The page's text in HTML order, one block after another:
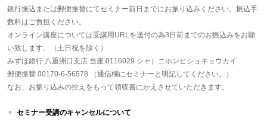
銀行振込または郵便振替にてセミナー前日までにお振り込みください。振込手
数料はご負担ください。
オンライン講座については受講用URLを送付の為3日前までのお振込みをお願
い致します。（土日祝を除く）
みずほ銀行 八重洲口支店 当座 0116029 シャ）ニホンヒショキョウカイ
郵便振替 00170-6-56578 （通信欄にセミナーと明記してください。）
なお、お振り込みの控えをもって領収書にかえさせていただきます。
セミナー受講のキャンセルについて